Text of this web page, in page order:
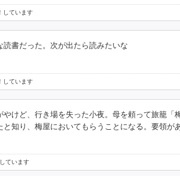
しています
読書だった。次が出たら読みたいな
しています
やけど、行き場を失った小夜。母を頼って旅籠
と知り、梅屋においてもらうことになる。要領が
ています